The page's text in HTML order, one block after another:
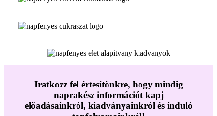
Iratkozz fel értesítőnkre, hogy mindig
naprakész információt kapj
előadásainkról, kiadványainkról és induló